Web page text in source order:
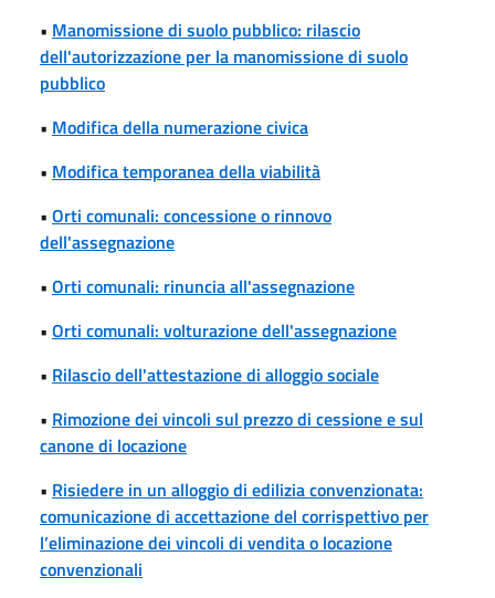
• Manomissione di suolo pubblico: rilascio
dell'autorizzazione per la manomissione di suolo
pubblico
• Modifica della numerazione civica
• Modifica temporanea della viabilità
• Orti comunali: concessione o rinnovo
dell'assegnazione
• Orti comunali: rinuncia all'assegnazione
• Orti comunali: volturazione dell'assegnazione
• Rilascio dell'attestazione di alloggio sociale
• Rimozione dei vincoli sul prezzo di cessione e sul
canone di locazione
• Risiedere in un alloggio di edilizia convenzionata:
comunicazione di accettazione del corrispettivo per
l’eliminazione dei vincoli di vendita o locazione
convenzionali